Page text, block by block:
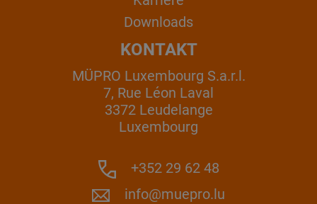
Downloads
KONTAKT
MÜPRO Luxembourg S.a.r.l.
7, Rue Léon Laval
3372 Leudelange
Luxembourg
+352 29 62 48
info@muepro.lu